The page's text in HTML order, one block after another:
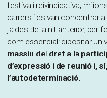
festiva i reivindicativa,
carrers i es van concentrar
ja des de la nit anterior, per
com essencial: dipositar un
massiu del dret a la
d’expressió i de reunió i,
l’autodeterminació.